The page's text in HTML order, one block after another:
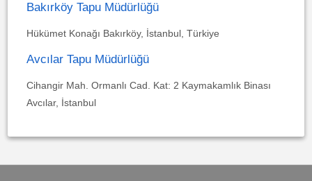
Bakırköy Tapu Müdürlüğü
Hükümet Konağı Bakırköy, İstanbul, Türkiye
Avcılar Tapu Müdürlüğü
Cihangir Mah. Ormanlı Cad. Kat: 2 Kaymakamlık Binası
Avcılar, İstanbul